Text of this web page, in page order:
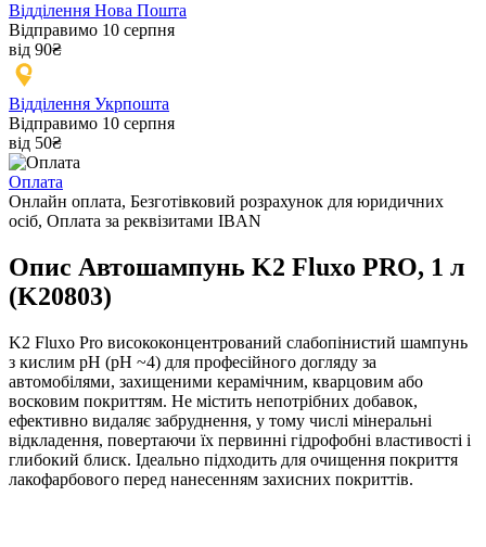
Відділення Нова Пошта
Відправимо 10 серпня
від 90₴
Відділення Укрпошта
Відправимо 10 серпня
від 50₴
Оплата
Онлайн оплата, Безготівковий розрахунок для юридичних
осіб, Оплата за реквізитами IBAN
Опис Автошампунь K2 Fluxo PRO, 1 л
(K20803)
K2 Fluxo Pro висококонцентрований слабопінистий шампунь
з кислим pH (pH ~4) для професійного догляду за
автомобілями, захищеними керамічним, кварцовим або
восковим покриттям. Не містить непотрібних добавок,
ефективно видаляє забруднення, у тому числі мінеральні
відкладення, повертаючи їх первинні гідрофобні властивості і
глибокий блиск. Ідеально підходить для очищення покриття
лакофарбового перед нанесенням захисних покриттів.